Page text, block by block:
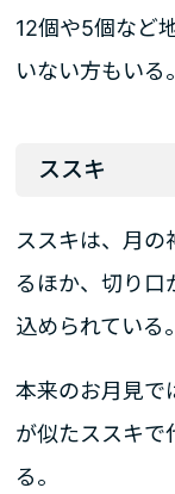
12個や5個など
いない方もいる。
ススキ
ススキは、月の
るほか、切り口
込められている。
本来のお月見で
が似たススキで
る。